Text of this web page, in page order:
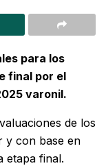
para los
final por el
varonil.
de los
y con base en
etapa final.